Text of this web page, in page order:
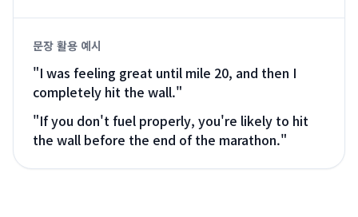
문장 활용 예시
"I was feeling great until mile 20, and then I
completely hit the wall."
"If you don't fuel properly, you're likely to hit
the wall before the end of the marathon."